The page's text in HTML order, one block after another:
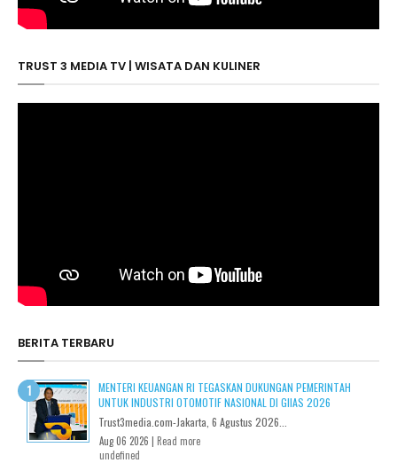
TRUST 3 MEDIA TV | WISATA DAN KULINER
BERITA TERBARU
MENTERI KEUANGAN RI TEGASKAN DUKUNGAN PEMERINTAH
UNTUK INDUSTRI OTOMOTIF NASIONAL DI GIIAS 2026
Trust3media.com-Jakarta, 6 Agustus 2026...
Aug 06 2026 | Read more
undefined